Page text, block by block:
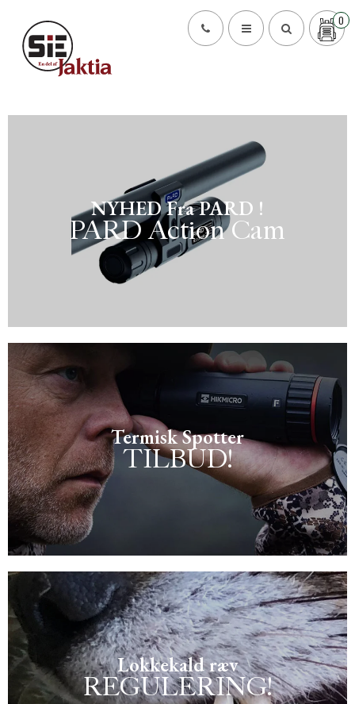
0
NYHED Fra PARD !
PARD Action Cam
Termisk Spotter
TILBUD!
Se spotter tilbud fra HIKMICRO
Lokkekald ræv
REGULERING!